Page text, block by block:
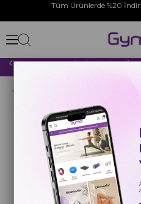
Tüm Ürünlerde %20
2000 TL VE ÜZERİ YAPACAĞINIZ TÜM
Anasayfa